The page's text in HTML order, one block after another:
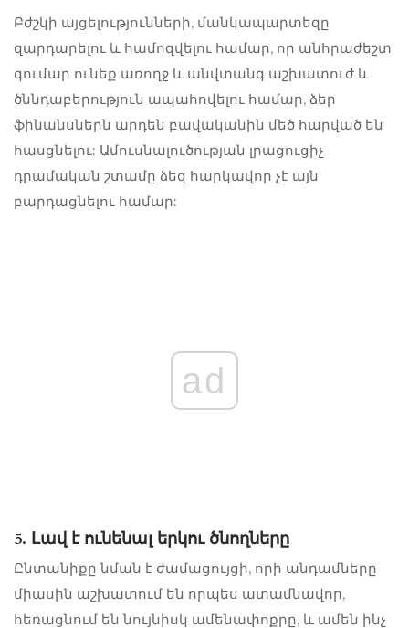
Բժշկի այցելությունների, մանկապարտեզը
զարդարելու և համոզվելու համար, որ անհրաժեշտ
գումար ունեք առողջ և անվտանգ աշխատուժ և
ծննդաբերություն ապահովելու համար, ձեր
ֆինանսներն արդեն բավականին մեծ հարված են
հասցնելու: Ամուսնալուծության լրացուցիչ
դրամական շտամը ձեզ հարկավոր չէ այն
բարդացնելու համար:
ad
5. Լավ է ունենալ երկու ծնողները
Ընտանիքը նման է ժամացույցի, որի անդամները
միասին աշխատում են որպես ատամնավոր,
հեռացնում են նույնիսկ ամենափոքրը, և ամեն ինչ